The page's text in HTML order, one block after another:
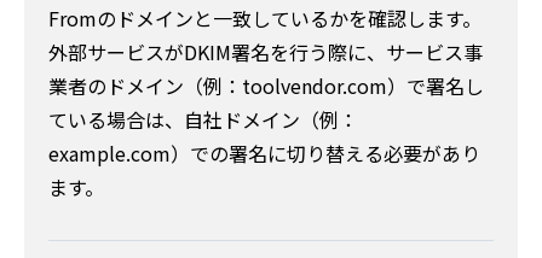
Fromのドメインと一致しているかを確認します。
外部サービスがDKIM署名を行う際に、サービス事
業者のドメイン（例：toolvendor.com）で署名し
ている場合は、自社ドメイン（例：
example.com）での署名に切り替える必要があり
ます。